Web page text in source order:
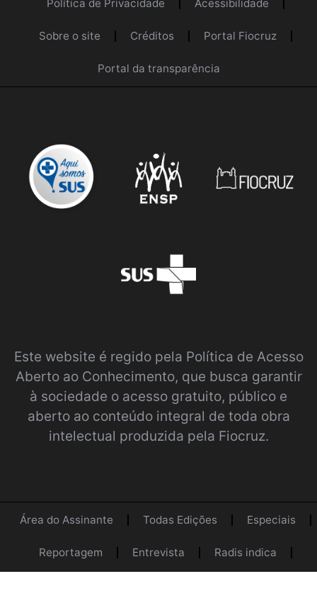
Política de Privacidade Acessibilidade
Sobre o site Créditos Portal Fiocruz
Portal da transparência
Este website é regido pela Política de Acesso
Aberto ao Conhecimento, que busca garantir
à sociedade o acesso gratuito, público e
aberto ao conteúdo integral de toda obra
intelectual produzida pela Fiocruz.
Área do Assinante Todas Edições Especiais
Reportagem Entrevista Radis indica